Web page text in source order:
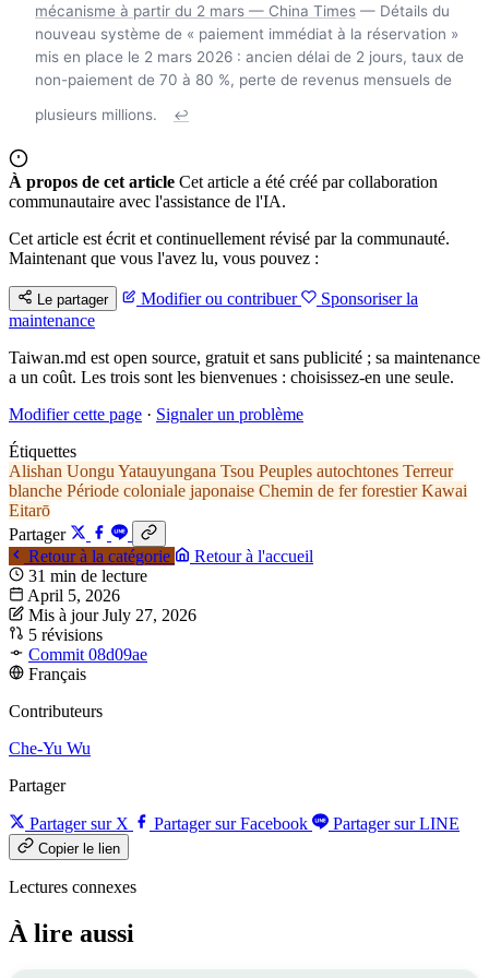
mécanisme à partir du 2 mars — China Times — Détails du
nouveau système de « paiement immédiat à la réservation »
mis en place le 2 mars 2026 : ancien délai de 2 jours, taux de
non-paiement de 70 à 80 %, perte de revenus mensuels de
plusieurs millions.
↩
À propos de cet article Cet article a été créé par collaboration
communautaire avec l'assistance de l'IA.
Cet article est écrit et continuellement révisé par la communauté.
Maintenant que vous l'avez lu, vous pouvez :
Le partager Modifier ou contribuer
Sponsoriser la
maintenance
Taiwan.md est open source, gratuit et sans publicité ; sa maintenance
a un coût. Les trois sont les bienvenues : choisissez-en une seule.
Modifier cette page · Signaler un problème
Étiquettes
Alishan Uongu Yatauyungana Tsou Peuples autochtones Terreur
blanche Période coloniale japonaise Chemin de fer forestierKawai
Eitarō
Partager
Retour à la catégorie
Retour à l'accueil
31 min de lecture
April 5, 2026
Mis à jour July 27, 2026
5 révisions
Commit 08d09ae
Français
Contributeurs
Che-Yu Wu
Partager
Partager sur X Partager sur Facebook Partager sur LINE
Copier le lien
Lectures connexes
À lire aussi